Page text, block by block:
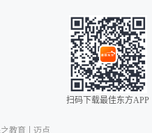
扫码下载最佳东方APP
教育
迈点
陆